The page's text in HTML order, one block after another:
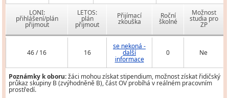
LONI:
přihlášení/plán
přijmout
LETOS:
plán
přijmout
Přijímací
zkouška
Roční
školné
Možnost
studia pro
ZP
46 / 16 16
se nekoná -
další
informace
0 Ne
Poznámky k oboru:žáci mohou získat stipendium, možnost získat řidičský
průkaz skupiny B (zvýhodněně B), část OV probíhá v reálném pracovním
prostředí.